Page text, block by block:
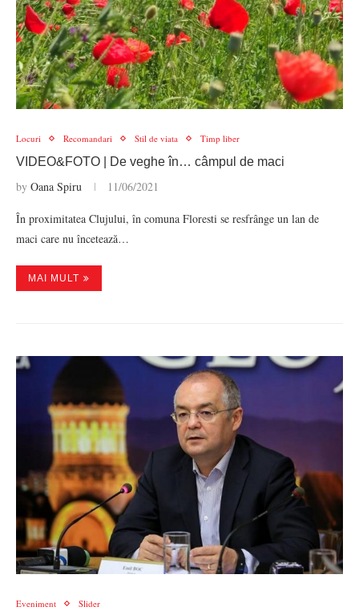
Locuri Recomandari Stil de viata Timp liber
VIDEO&FOTO | De veghe în… câmpul de maci
by Oana Spiru 11/06/2021
În proximitatea Clujului, în comuna Floresti se resfrânge un lan de
maci care nu încetează…
MAI MULT
Eveniment Slider